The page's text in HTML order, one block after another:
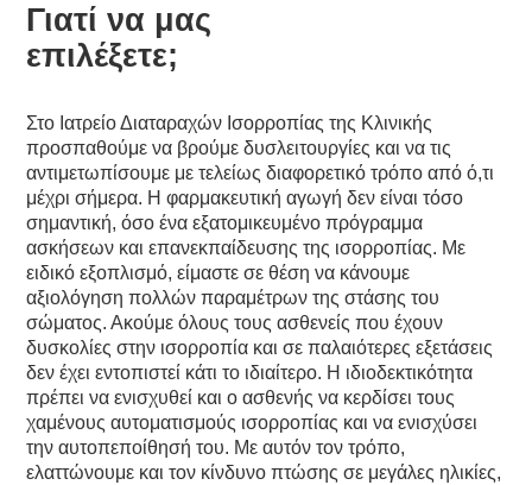
Γιατί να μας
επιλέξετε;
Στο Ιατρείο Διαταραχών Ισορροπίας της Κλινικής
προσπαθούμε να βρούμε δυσλειτουργίες και να τις
αντιμετωπίσουμε με τελείως διαφορετικό τρόπο από ό,τι
μέχρι σήμερα. Η φαρμακευτική αγωγή δεν είναι τόσο
σημαντική, όσο ένα εξατομικευμένο πρόγραμμα
ασκήσεων και επανεκπαίδευσης της ισορροπίας. Με
ειδικό εξοπλισμό, είμαστε σε θέση να κάνουμε
αξιολόγηση πολλών παραμέτρων της στάσης του
σώματος. Ακούμε όλους τους ασθενείς που έχουν
δυσκολίες στην ισορροπία και σε παλαιότερες εξετάσεις
δεν έχει εντοπιστεί κάτι το ιδιαίτερο. Η ιδιοδεκτικότητα
πρέπει να ενισχυθεί και ο ασθενής να κερδίσει τους
χαμένους αυτοματισμούς ισορροπίας και να ενισχύσει
την αυτοπεποίθησή του. Με αυτόν τον τρόπο,
ελαττώνουμε και τον κίνδυνο πτώσης σε μεγάλες ηλικίες,